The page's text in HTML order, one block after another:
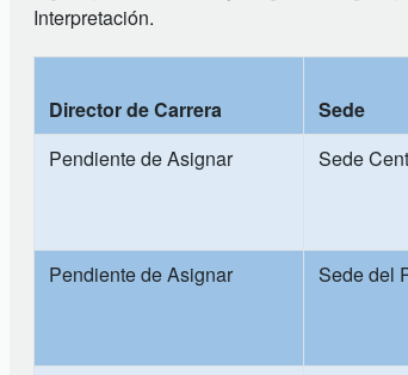
Interpretación.
Director de Carrera Sede
Pendiente de Asignar
Sede
Pendiente de Asignar Sede del